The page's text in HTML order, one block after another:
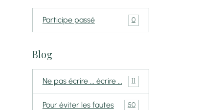
Participe passé 0
Blog
Ne pas écrire ... écrire ... 11
Pour éviter les fautes 50